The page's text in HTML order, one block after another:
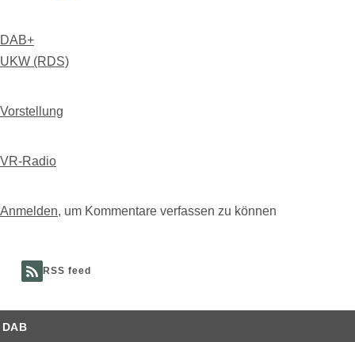
DAB+
UKW (RDS)
Vorstellung
VR-Radio
Anmelden, um Kommentare verfassen zu können
RSS feed
DAB